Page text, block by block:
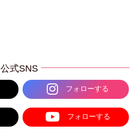
公式SNS
フォローする
フォローする